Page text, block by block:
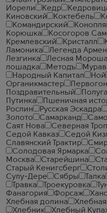
Иорели
Кедр
Киновский
Коктебель
Командирский
Корюшка
Косогоров
Кремлевский
Кристалл
Ламоника
Легенда
Лезгинка
Лесная Мороша
лошадка
Методъ
Народный Капитал
Ной
Органикмастер
Первогон
Поздравительный
Путинка
Пшеничная
Рослин
Русская Эскадра
Золото
Самарканд
Саят Нова
Северная
Седой Кавказ
Седой
Славянский Трактир
Солодовая Ярмарка
Москва
Старейшина
Старый Кенигсберг
Сулу-Дере
Сябры Талка
Травка
Троекуровка
Фанагория
Форсаж
Хлебная долина
Хлебник
Хлебный